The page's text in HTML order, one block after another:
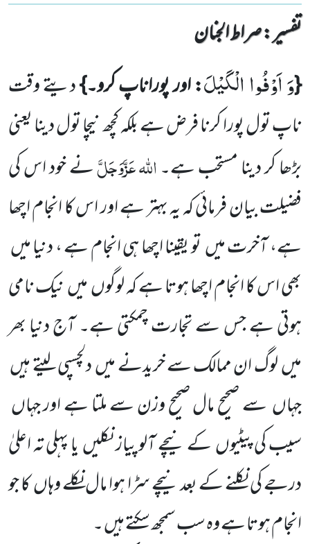
تفسیر : ‎صراط الجنان
{وَ اَوْفُوا الْكَیْلَ: اور پوراناپ کرو۔}دیتے وقت
ناپ تول پورا کرنا فرض ہے بلکہ کچھ نیچا تول دینا یعنی
بڑھا کر دینامستحب ہے۔اللّٰہعَزَّوَجَلَّنے خود اس کی
فضیلت بیان فرمائی کہ یہ بہتر ہے اور اس کا انجام اچھا
ہے، آخرت میںتو یقینا اچھاہی انجام ہے ، دنیا میں
بھی اس کا انجام اچھا ہوتا ہے کہ لوگوںمیںنیک نامی
ہوتی ہے جس سے تجارت چمکتی ہے۔ آجدنیابھر
میںلوگ ان ممالک سے خریدنے میںدلچسپی لیتے ہیں
جہاںسے صحیح مال صحیح وزن سے ملتا ہے اور جہاں
سیب کی پیٹیوںکےنیچے آلو پیاز نکلیںیا پہلی تہ اعلیٰ
درجے کی نکلنے کے بعد نیچے سڑا ہوا مال نکلے وہاںکا جو
انجام ہوتا ہے وہ سب سمجھ سکتے ہیں ۔